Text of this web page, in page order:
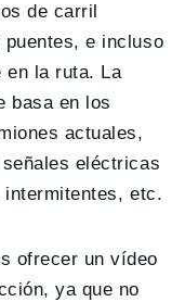
de carril
e incluso
en la ruta. La
basa en los
actuales,
eléctricas
etc.
ofrecer un vídeo
ya que no